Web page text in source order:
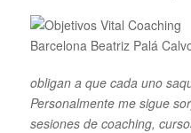
obligan a que cada uno
Personalmente me sigue
sesiones de coaching,